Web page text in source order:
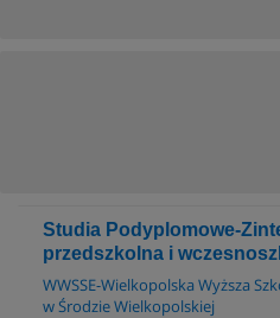
Studia Podyplomowe-
przedszkolna i
WWSSE-Wielkopolska Wyższa
w Środzie Wielkopolskiej